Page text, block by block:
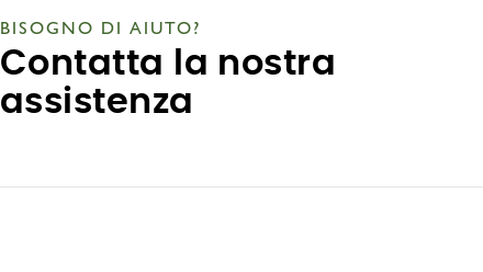
BISOGNO DI AIUTO?
Contatta la nostra
assistenza